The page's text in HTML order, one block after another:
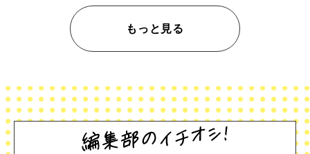
もっと見る